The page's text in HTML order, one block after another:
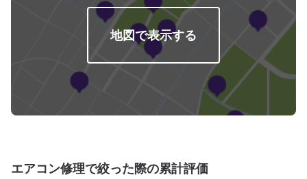
地図で表示する
エアコン修理で絞った際の累計評価